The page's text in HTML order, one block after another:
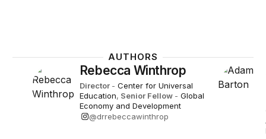
AUTHORS
Rebecca Winthrop
Director - Center for Universal
Education, Senior Fellow - Global
Economy and Development
@drrebeccawinthrop